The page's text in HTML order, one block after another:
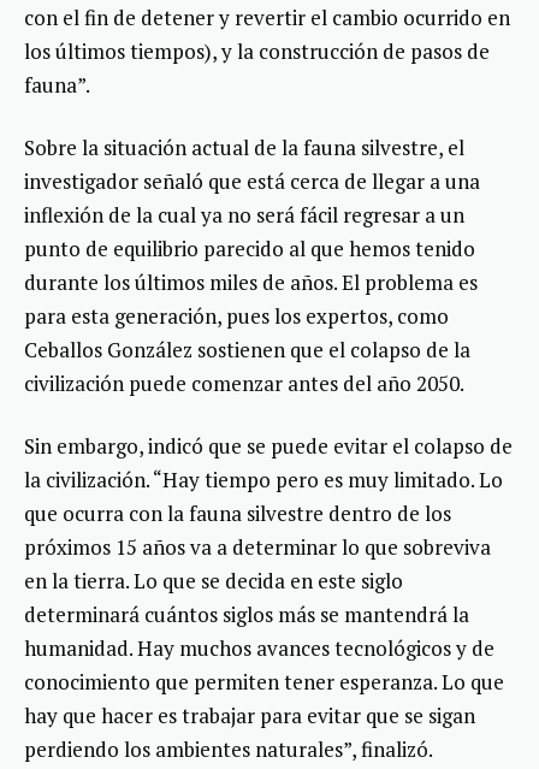
con el fin de detener y revertir el cambio ocurrido en
los últimos tiempos), y la construcción de pasos de
fauna”.
Sobre la situación actual de la fauna silvestre, el
investigador señaló que está cerca de llegar a una
inflexión de la cual ya no será fácil regresar a un
punto de equilibrio parecido al que hemos tenido
durante los últimos miles de años. El problema es
para esta generación, pues los expertos, como
Ceballos González sostienen que el colapso de la
civilización puede comenzar antes del año 2050.
Sin embargo, indicó que se puede evitar el colapso de
la civilización. “Hay tiempo pero es muy limitado. Lo
que ocurra con la fauna silvestre dentro de los
próximos 15 años va a determinar lo que sobreviva
en la tierra. Lo que se decida en este siglo
determinará cuántos siglos más se mantendrá la
humanidad. Hay muchos avances tecnológicos y de
conocimiento que permiten tener esperanza. Lo que
hay que hacer es trabajar para evitar que se sigan
perdiendo los ambientes naturales”, finalizó.